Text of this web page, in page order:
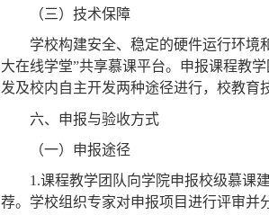
知识产权，不存在侵犯其他公民、法人或
（三）技术保障
学校构建安全、稳定的硬件运行环境
大在线学堂”共享慕课平台。申报课程教
发及校内自主开发两种途径进行，校教育
六、申报与验收方式
（一）申报途径
1.课程教学团队向学院申报校级慕课